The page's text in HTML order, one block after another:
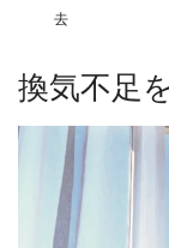
去
換気不足